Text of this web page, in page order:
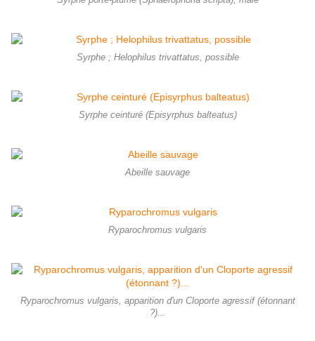
Syrphe ; Helophilus trivattatus, possible
Syrphe ceinturé (Episyrphus balteatus)
Abeille sauvage
Ryparochromus vulgaris
Ryparochromus vulgaris, apparition d'un Cloporte agressif (étonnant
?)...